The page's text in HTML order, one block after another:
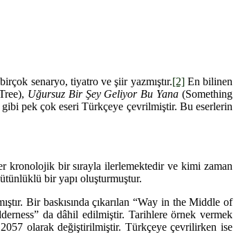
senaryo, tiyatro ve şiir yazmıştır.[2]En bilinen
Uğursuz Bir Şey Geliyor Bu Yana (Something
pek çok eseri Türkçeye çevrilmiştir. Bu eserlerin
kronolojik bir sırayla ilerlemektedir ve kimi zaman
bir yapı oluşturmuştur.
Bir baskısında çıkarılan “Way in the Middle of
da dâhil edilmiştir. Tarihlere örnek vermek
2057 olarak değiştirilmiştir. Türkçeye çevrilirken ise